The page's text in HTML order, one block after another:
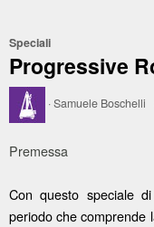
Speciali
Progressive
·Samuele Boschelli
Premessa
Con questo speciale
periodo che comprende